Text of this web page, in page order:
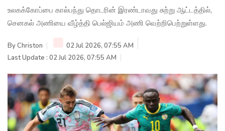
உலகக்கோப்பை கால்பந்து தொடரின் இரண்டாவது சுற்று ஆட்டத்தில்,
செனகல் அணியை வீழ்த்தி பெல்ஜியம் அணி வெற்றிபெற்றுள்ளது.
ByChriston
02 Jul 2026, 07:55 AM
Last Update : 02 Jul 2026, 07:55 AM